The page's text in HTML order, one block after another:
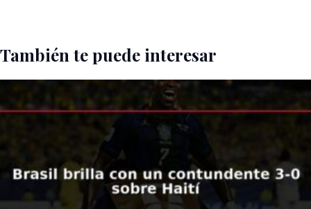
También te puede interesar